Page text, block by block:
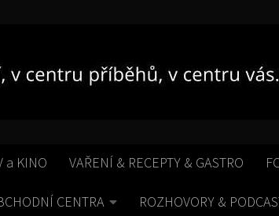
a KINO VAŘENÍ & RECEPTY & GASTRO
CENTRA ROZHOVORY &